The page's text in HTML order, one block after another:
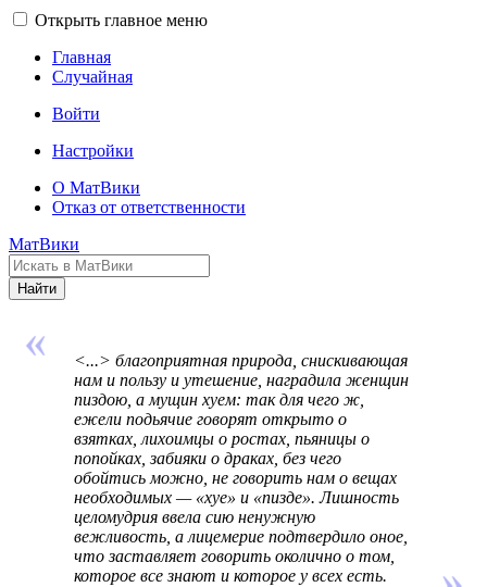
Открыть главное меню
Главная
Случайная
Войти
Настройки
О МатВики
Отказ от ответственности
МатВики
Найти
<...> благоприятная природа, снискивающая
нам и пользу и утешение, наградила женщин
пиздою, а мущин хуем: так для чего ж,
ежели подьячие говорят открыто о
взятках, лихоимцы о ростах, пьяницы о
попойках, забияки о драках, без чего
обойтись можно, не говорить нам о вещах
необходимых — «хуе» и «пизде». Лишность
целомудрия ввела сию ненужную
вежливость, а лицемерие подтвердило оное,
что заставляет говорить околично о том,
которое все знают и которое у всех есть.